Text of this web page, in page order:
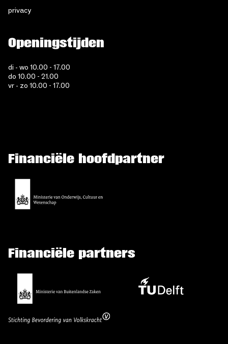
privacy
Openingstijden
di - wo 10.00 - 17.00
do 10.00 - 21.00
vr - zo 10.00 - 17.00
Financiële hoofdpartner
Financiële partners